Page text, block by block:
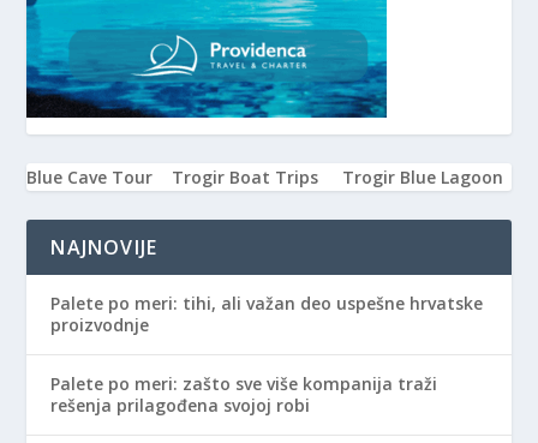
Blue Cave Tour Trogir Boat Trips Trogir Blue Lagoon
NAJNOVIJE
Palete po meri: tihi, ali važan deo uspešne hrvatske
proizvodnje
Palete po meri: zašto sve više kompanija traži
rešenja prilagođena svojoj robi